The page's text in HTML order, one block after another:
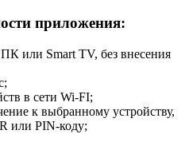
приложения:
или Smart TV, без внесения
в сети Wi-FI;
к выбранному устройству,
или PIN-коду;